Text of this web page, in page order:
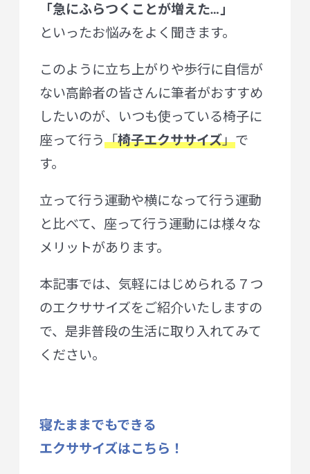
「急にふらつくことが増えた…」
といったお悩みをよく聞きます。
このように立ち上がりや歩行に自信が
ない高齢者の皆さんに筆者がおすすめ
したいのが、いつも使っている椅子に
座って行う「椅子エクササイズ」で
す。
立って行う運動や横になって行う運動
と比べて、座って行う運動には様々な
メリットがあります。
本記事では、気軽にはじめられる７つ
のエクササイズをご紹介いたしますの
で、是非普段の生活に取り入れてみて
ください。
寝たままでもできる
エクササイズはこちら！